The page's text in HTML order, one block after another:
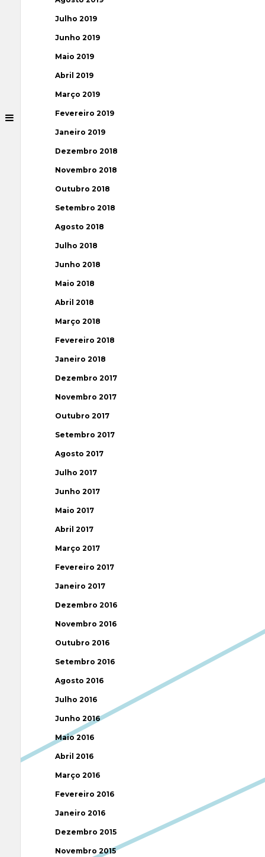
Julho 2019
Junho 2019
Maio 2019
Abril 2019
Março 2019
Fevereiro 2019
Janeiro 2019
Dezembro 2018
Novembro 2018
Outubro 2018
Setembro 2018
Agosto 2018
Julho 2018
Junho 2018
Maio 2018
Abril 2018
Março 2018
Fevereiro 2018
Janeiro 2018
Dezembro 2017
Novembro 2017
Outubro 2017
Setembro 2017
Agosto 2017
Julho 2017
Junho 2017
Maio 2017
Abril 2017
Março 2017
Fevereiro 2017
Janeiro 2017
Dezembro 2016
Novembro 2016
Outubro 2016
Setembro 2016
Agosto 2016
Julho 2016
Junho 2016
Maio 2016
Abril 2016
Março 2016
Fevereiro 2016
Janeiro 2016
Dezembro 2015
Novembro 2015